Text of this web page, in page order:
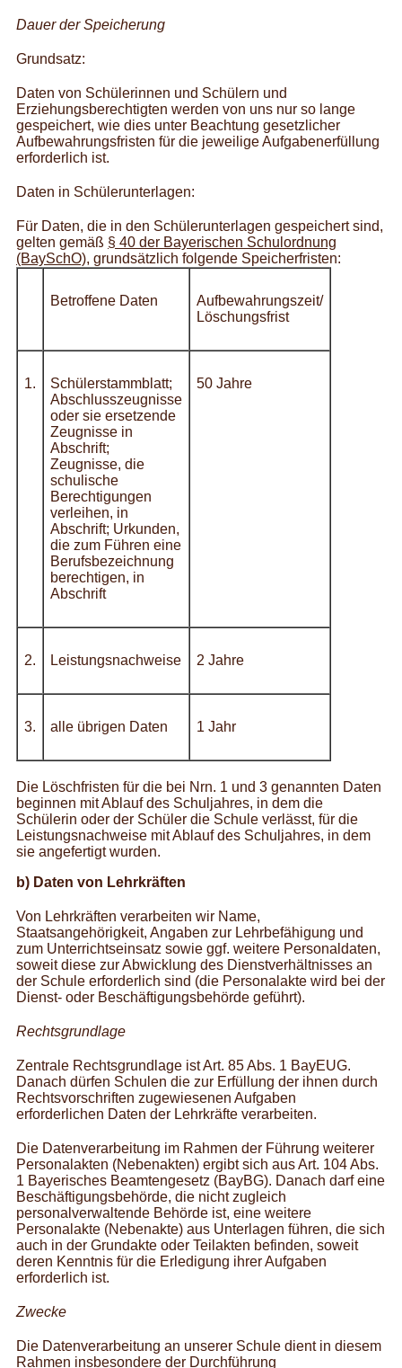
Dauer der Speicherung
Grundsatz:
Daten von Schülerinnen und Schülern und
Erziehungsberechtigten werden von uns nur so lange
gespeichert, wie dies unter Beachtung gesetzlicher
Aufbewahrungsfristen für die jeweilige Aufgabenerfüllung
erforderlich ist.
Daten in Schülerunterlagen:
Für Daten, die in den Schülerunterlagen gespeichert sind,
gelten gemäß § 40 der Bayerischen Schulordnung
(BaySchO), grundsätzlich folgende Speicherfristen:
Betroffene Daten
Aufbewahrungszeit/
Löschungsfrist
1.
Schülerstammblatt;
Abschlusszeugnisse
oder sie ersetzende
Zeugnisse in
Abschrift;
Zeugnisse, die
schulische
Berechtigungen
verleihen, in
Abschrift; Urkunden,
die zum Führen eine
Berufsbezeichnung
berechtigen, in
Abschrift
50 Jahre
2. Leistungsnachweise 2 Jahre
3. alle übrigen Daten 1 Jahr
Die Löschfristen für die bei Nrn. 1 und 3 genannten Daten
beginnen mit Ablauf des Schuljahres, in dem die
Schülerin oder der Schüler die Schule verlässt, für die
Leistungsnachweise mit Ablauf des Schuljahres, in dem
sie angefertigt wurden.
b) Daten von Lehrkräften
Von Lehrkräften verarbeiten wir Name,
Staatsangehörigkeit, Angaben zur Lehrbefähigung und
zum Unterrichtseinsatz sowie ggf. weitere Personaldaten,
soweit diese zur Abwicklung des Dienstverhältnisses an
der Schule erforderlich sind (die Personalakte wird bei der
Dienst- oder Beschäftigungsbehörde geführt).
Rechtsgrundlage
Zentrale Rechtsgrundlage ist Art. 85 Abs. 1 BayEUG.
Danach dürfen Schulen die zur Erfüllung der ihnen durch
Rechtsvorschriften zugewiesenen Aufgaben
erforderlichen Daten der Lehrkräfte verarbeiten.
Die Datenverarbeitung im Rahmen der Führung weiterer
Personalakten (Nebenakten) ergibt sich aus Art. 104 Abs.
1 Bayerisches Beamtengesetz (BayBG). Danach darf eine
Beschäftigungsbehörde, die nicht zugleich
personalverwaltende Behörde ist, eine weitere
Personalakte (Nebenakte) aus Unterlagen führen, die sich
auch in der Grundakte oder Teilakten befinden, soweit
deren Kenntnis für die Erledigung ihrer Aufgaben
erforderlich ist.
Zwecke
Die Datenverarbeitung an unserer Schule dient in diesem
Rahmen insbesondere der Durchführung